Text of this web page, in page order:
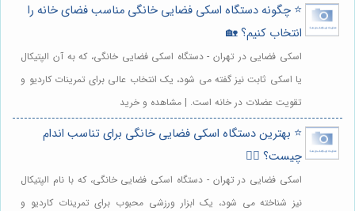
⭐️ چگونه دستگاه اسکی فضایی خانگی مناسب فضای خانه را
انتخاب کنیم؟ 🏡
اسکی فضایی در تهران - دستگاه اسکی فضایی خانگی، که به آن الپتیکال
یا اسکی ثابت نیز گفته می شود، یک انتخاب عالی برای تمرینات کاردیو و
تقویت عضلات در خانه است. | مشاهده و خرید
⭐️ بهترین دستگاه اسکی فضایی خانگی برای تناسب اندام
چیست؟ 🏋️‍♀️
اسکی فضایی در تهران - دستگاه اسکی فضایی خانگی، که با نام الپتیکال
نیز شناخته می شود، یک ابزار ورزشی محبوب برای تمرینات کاردیو و